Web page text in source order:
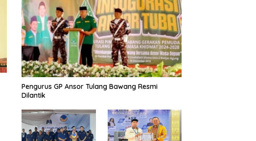
Pengurus GP Ansor Tulang Bawang Resmi
Dilantik